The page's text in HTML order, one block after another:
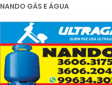
NANDO GÁS E ÁGUA